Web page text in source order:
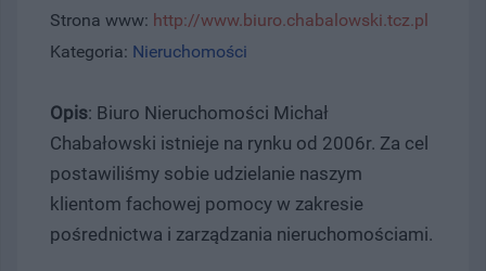
Strona www: http://www.biuro.chabalowski.tcz.pl
Kategoria: Nieruchomości
Opis: Biuro Nieruchomości Michał
Chabałowski istnieje na rynku od 2006r. Za cel
postawiliśmy sobie udzielanie naszym
klientom fachowej pomocy w zakresie
pośrednictwa i zarządzania nieruchomościami.